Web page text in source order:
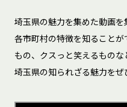
埼玉県の魅力を集めた動画を
各市町村の特徴を知ること
もの、 クスっと笑えるものな
埼玉県の知られざる魅力をぜ